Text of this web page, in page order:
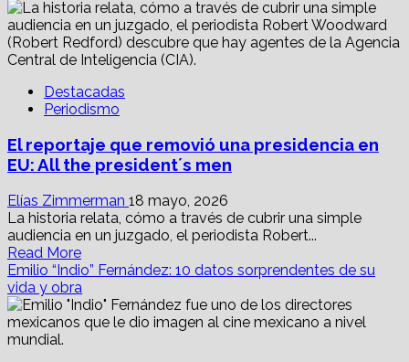
Destacadas
Periodismo
El reportaje que removió una presidencia en
EU: All the president´s men
Elías Zimmerman 18 mayo, 2026
La historia relata, cómo a través de cubrir una simple
audiencia en un juzgado, el periodista Robert...
Read MoreRead
more
about
El
reportaje
Emilio “Indio” Fernández: 10 datos sorprendentes de su
vida y obra